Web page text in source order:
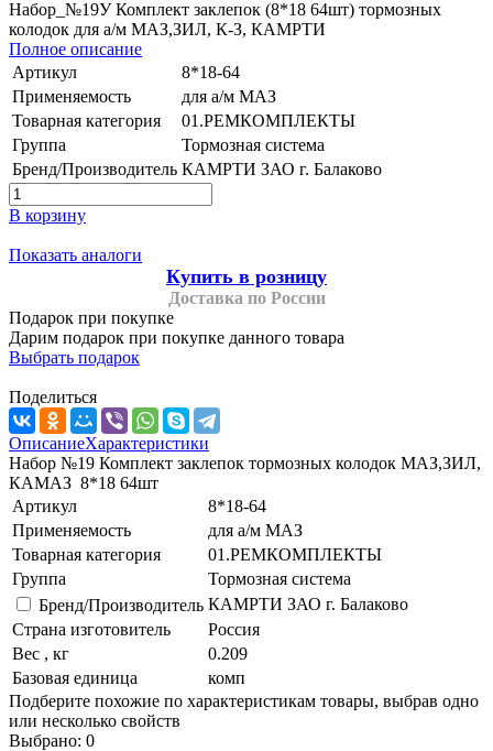
Набор_№19У Комплект заклепок (8*18 64шт) тормозных
колодок для а/м МАЗ,ЗИЛ, К-З, КАМРТИ
Полное описание
Артикул
8*18-64
Применяемость
для а/м МАЗ
Товарная категория
01.РЕМКОМПЛЕКТЫ
Группа
Тормозная система
Бренд/Производитель КАМРТИ ЗАО г. Балаково
В корзину
Показать аналоги
Купить в розницу
Доставка по России
Подарок при покупке
Дарим подарок при покупке данного товара
Выбрать подарок
Поделиться
ОписаниеХарактеристики
Набор №19 Комплект заклепок тормозных колодок МАЗ,ЗИЛ,
КАМАЗ 8*18 64шт
Артикул
8*18-64
Применяемость
для а/м МАЗ
Товарная категория
01.РЕМКОМПЛЕКТЫ
Группа
Тормозная система
Бренд/Производитель КАМРТИ ЗАО г. Балаково
Страна изготовитель
Россия
Вес , кг
0.209
Базовая единица
комп
Подберите похожие по характеристикам товары, выбрав одно
или несколько свойств
Выбрано: 0